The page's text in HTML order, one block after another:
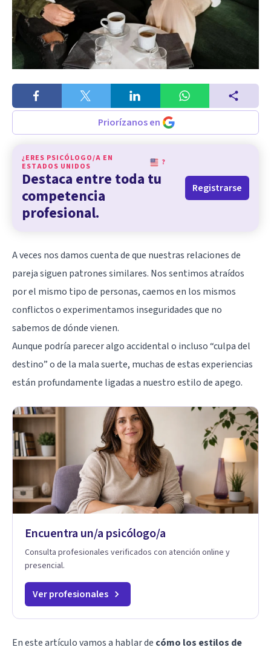
Priorízanos en
¿ERES PSICÓLOGO/A EN
ESTADOS UNIDOS
?
Destaca entre toda tu
competencia
profesional.
Registrarse
A veces nos damos cuenta de que nuestras relaciones de
pareja siguen patrones similares. Nos sentimos atraídos
por el mismo tipo de personas, caemos en los mismos
conflictos o experimentamos inseguridades que no
sabemos de dónde vienen.
Aunque podría parecer algo accidental o incluso “culpa del
destino” o de la mala suerte, muchas de estas experiencias
están profundamente ligadas a nuestro estilo de apego.
Encuentra un/a psicólogo/a
Consulta profesionales verificados con atención online y
presencial.
Ver profesionales
En este artículo vamos a hablar de cómo los estilos de